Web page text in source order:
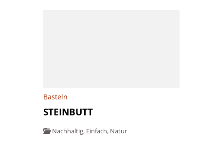
Basteln
STEINBUTT
Nachhaltig, Einfach, Natur